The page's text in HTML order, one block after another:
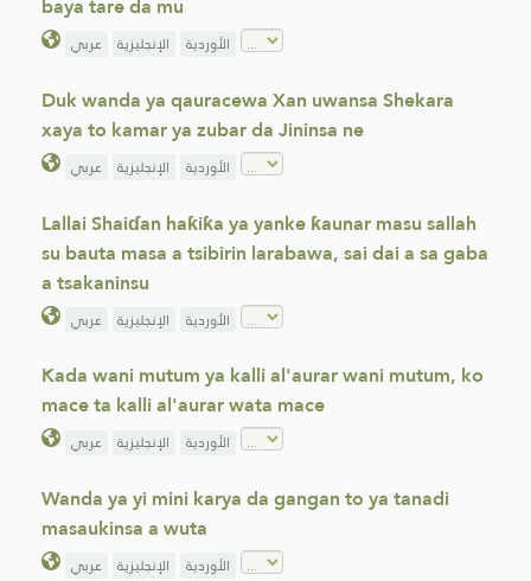
عربي الإنجليزية الأوردية
Duk wanda ya qauracewa Xan uwansa Shekara
xaya to kamar ya zubar da Jininsa ne
عربي الإنجليزية الأوردية
Lallai Shaiɗan haƙiƙa ya yanke ƙaunar masu sallah
su bauta masa a tsibirin larabawa, sai dai a sa gaba
a tsakaninsu
عربي الإنجليزية الأوردية
Kada wani mutum ya kalli al'aurar wani mutum, ko
mace ta kalli al'aurar wata mace
عربي الإنجليزية الأوردية
Wanda ya yi mini karya da gangan to ya tanadi
masaukinsa a wuta
عربي الإنجليزية الأوردية